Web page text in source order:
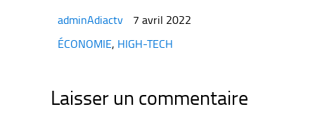
adminAdiactv
7 avril 2022
Categories
ÉCONOMIE, HIGH-TECH
Laisser un commentaire